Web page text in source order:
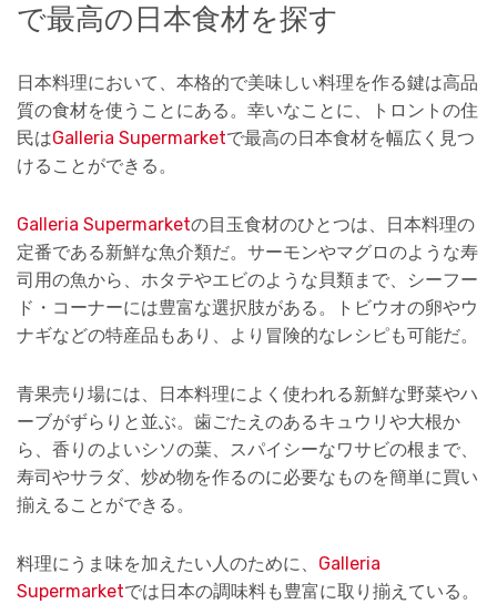
で最高の日本食材を探す
日本料理において、本格的で美味しい料理を作る鍵は高品
質の食材を使うことにある。幸いなことに、トロントの住
民はGalleria Supermarketで最高の日本食材を幅広く見つ
けることができる。
Galleria Supermarketの目玉食材のひとつは、日本料理の
定番である新鮮な魚介類だ。サーモンやマグロのような寿
司用の魚から、ホタテやエビのような貝類まで、シーフー
ド・コーナーには豊富な選択肢がある。トビウオの卵やウ
ナギなどの特産品もあり、より冒険的なレシピも可能だ。
青果売り場には、日本料理によく使われる新鮮な野菜やハ
ーブがずらりと並ぶ。歯ごたえのあるキュウリや大根か
ら、香りのよいシソの葉、スパイシーなワサビの根まで、
寿司やサラダ、炒め物を作るのに必要なものを簡単に買い
揃えることができる。
料理にうま味を加えたい人のために、 Galleria
Supermarketでは日本の調味料も豊富に取り揃えている。